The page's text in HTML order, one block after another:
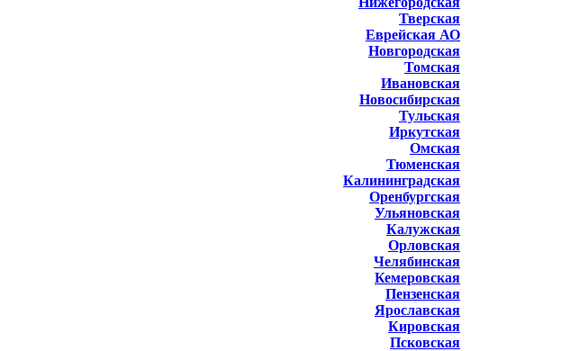
Тверская
Еврейская АО
Новгородская
Томская
Ивановская
Новосибирская
Тульская
Иркутская
Омская
Тюменская
Калининградская
Оренбургская
Ульяновская
Калужская
Орловская
Челябинская
Кемеровская
Пензенская
Ярославская
Кировская
Псковская